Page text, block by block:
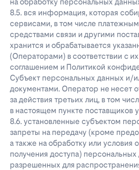
8.5. вся информация, которая
сервисами, в том числе
средствами связи и другими
хранится и обрабатывается
(Операторами) в соответствии с
соглашением и Политикой
Субъект персональных данных и/
документами. Оператор не несет
за действия третьих лиц, в том
в настоящем пункте поставщиков
8.6. установленные субъектом
запреты на передачу (кроме
а также на обработку или условия
получения доступа) персональных
разрешенных для